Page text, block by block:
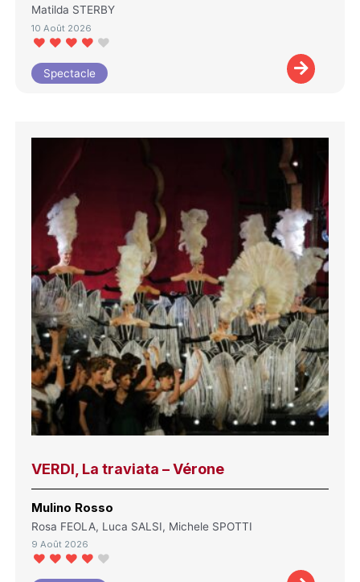
Matilda STERBY
10 Août 2026
Spectacle
VERDI, La traviata – Vérone
Mulino Rosso
Rosa FEOLA, Luca SALSI, Michele SPOTTI
9 Août 2026